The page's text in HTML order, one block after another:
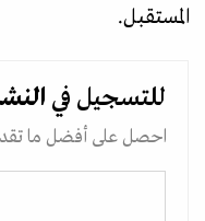
المستقبل.
للتسجيل في
احصل على أفضل ما